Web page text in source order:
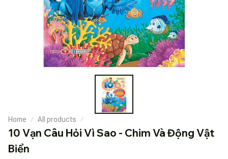
Home All products
10 Vạn Câu Hỏi Vì Sao - Chim Và Động Vật
Biển